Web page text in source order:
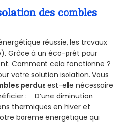
des combles
réussie, les travaux
Grâce à un éco-prêt pour
Comment cela fonctionne ?
votre solution isolation. Vous
perdusest-elle nécessaire
: - D’une diminution
thermiques en hiver et
barème énergétique qui